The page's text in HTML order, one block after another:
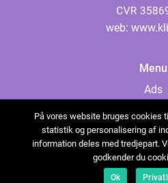
web:
Menu
Ads
På vores website bruges cookies
statistik og personalisering af
information deles med tredjepart.
godkender du
Ok